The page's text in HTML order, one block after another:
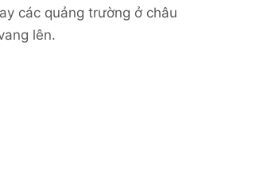
các quảng trường ở châu
lên.